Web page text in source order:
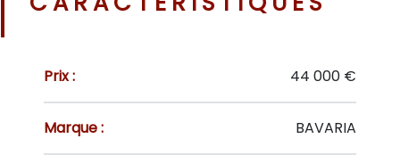
Prix : 44 000 €
Marque : BAVARIA